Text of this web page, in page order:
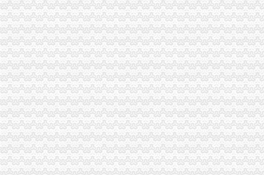
重庆钢运置业代理有限公司石坪桥分公司_重庆市_渝中区_企业在线
【九龙坡区石坪桥公司代办注册,可以注册公司】价格,厂家,图片,
重庆利安科技有限公司石坪桥后街代理缴费厅--介绍信息
石坪桥、陈家坪会计培训去哪里？【杨家坪吧】_百度贴吧
【重庆九龙坡石坪桥注册公司_代理注册公司_工商注册】-重庆工商注
重庆九龙坡石坪桥诉讼代理信息,重庆九龙坡石坪桥诉讼代理服务,
重庆钢运置业代理有限公司石坪桥分公司
重庆市九龙坡区石坪桥正街24号附7号商业房屋_重庆市渝中区人民法
重庆便捷代理记账有限公司,主营：代办工商；代理记账；税务咨询；
时尚流行服饰处理售后一件代发-石坪桥代理/招商加盟|重庆酷易搜
重庆钢运置业代理有限公司石坪桥分公司
【金山桥公司代账、注册、价格低_专利注册】-专利注册-徐州赶集网
重庆市九龙坡区石坪桥后街12号的办公用房_重庆市第五中级人民法院
重庆石坪桥会计实操做账的学习班哪个好-报名在线